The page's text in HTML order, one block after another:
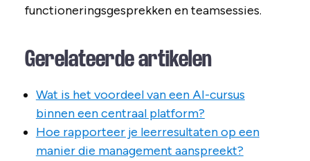
functioneringsgesprekken en teamsessies.
Gerelateerde artikelen
Wat is het voordeel van een AI-cursus
binnen een centraal platform?
Hoe rapporteer je leerresultaten op een
manier die management aanspreekt?